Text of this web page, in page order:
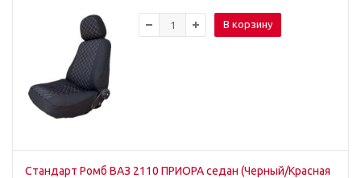
В корзину
Стандарт Ромб ВАЗ 2110 ПРИОРА седан (Черный/Красная